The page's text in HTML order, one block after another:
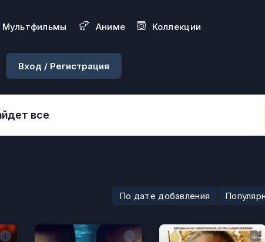
Мультфильмы Aниме Коллекции
Вход / Регистрация
По дате добавления